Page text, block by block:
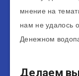
мнение на
нам не удалось
Денежном
Делаем